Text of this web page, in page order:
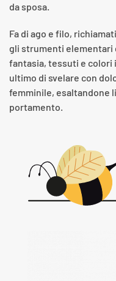
da sposa.
Fa di ago e filo,
gli strumenti elementari
fantasia, tessuti e colori
ultimo di svelare con
femminile, esaltandone
portamento.